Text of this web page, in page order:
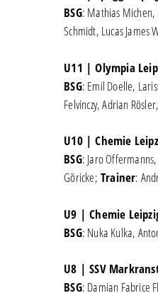
BSG: Mathias Michen,
Schmidt, Lucas
U11 | Olympia
BSG: Emil Doelle,
Felvinczy, Adrian
U10 | Chemie
BSG: Jaro
Göricke; Trainer:
U9 | Chemie
BSG: Nuka Kulka,
U8 | SSV
BSG: Damian Fabrice